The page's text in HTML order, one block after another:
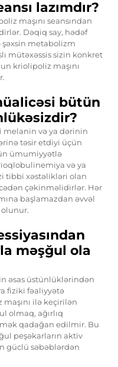
lazımdır?
maşını seansından
Dəqiq say, hədəf
şəxsin metabolizm
mütəxəssis sizin konkret
kriolipoliz maşını
bütün
melanin və ya dərinin
təsir etdiyi üçün
ümumiyyətlə
və ya
tibbi xəstəlikləri olan
çəkinməlidirlər. Hər
başlamazdan əvvəl
olunur.
məşğul ola
əsas üstünlüklərindən
fiziki fəaliyyətə
ilə keçirilən
olmaq, ağırlıq
qadağan edilmir. Bu
peşəkarların aktiv
güclü səbəblərdən